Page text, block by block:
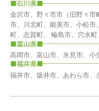
金沢市、野々市市（旧野々市
市、川北町、能美市、小松市
町、志賀町、 輪島市、穴水
高岡市、富山市、氷見市、
福井市、坂井市、あわら市、